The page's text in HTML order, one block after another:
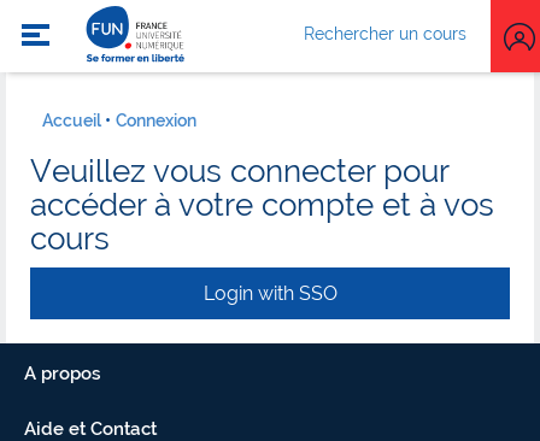
Rechercher un cours
Accueil Connexion
Veuillez vous connecter pour
accéder à votre compte et à vos
cours
Login with SSO
A propos
Aide et Contact